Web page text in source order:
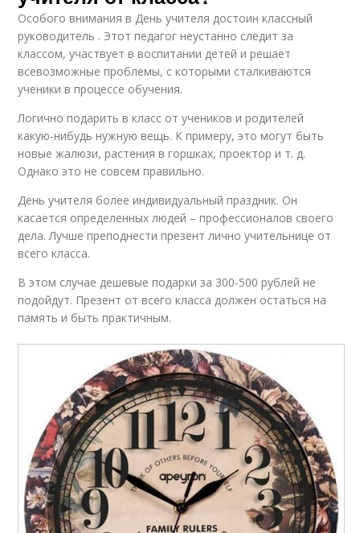
Особого внимания в День учителя достоин классный
руководитель . Этот педагог неустанно следит за
классом, участвует в воспитании детей и решает
всевозможные проблемы, с которыми сталкиваются
ученики в процессе обучения.
Логично подарить в класс от учеников и родителей
какую-нибудь нужную вещь. К примеру, это могут быть
новые жалюзи, растения в горшках, проектор и т. д.
Однако это не совсем правильно.
День учителя более индивидуальный праздник. Он
касается определенных людей – профессионалов своего
дела. Лучше преподнести презент лично учительнице от
всего класса.
В этом случае дешевые подарки за 300-500 рублей не
подойдут. Презент от всего класса должен остаться на
память и быть практичным.